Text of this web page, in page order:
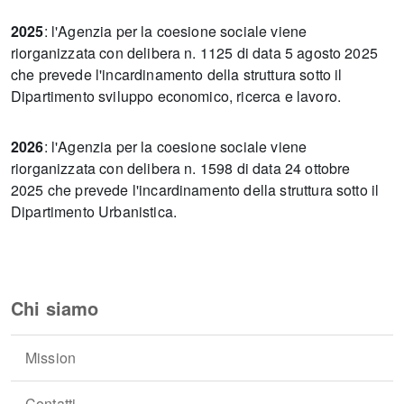
2025: l'Agenzia per la coesione sociale viene
riorganizzata con delibera n. 1125 di data 5 agosto 2025
che prevede l'incardinamento della struttura sotto il
Dipartimento sviluppo economico, ricerca e lavoro.
2026: l'Agenzia per la coesione sociale viene
riorganizzata con delibera n. 1598 di data 24 ottobre
2025 che prevede l'incardinamento della struttura sotto il
Dipartimento Urbanistica.
Chi siamo
Mission